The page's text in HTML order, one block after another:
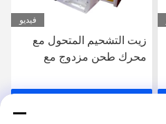
فيديو
زيت التشحيم المتحول مع
محرك طحن مزدوج مع
المدخل